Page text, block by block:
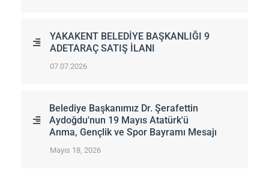
YAKAKENT BELEDİYE BAŞKANLIĞI 9
ADETARAÇ SATIŞ İLANI
07.07.2026
Belediye Başkanımız Dr. Şerafettin
Aydoğdu'nun 19 Mayıs Atatürk'ü
Anma, Gençlik ve Spor Bayramı Mesajı
Mayıs 18, 2026